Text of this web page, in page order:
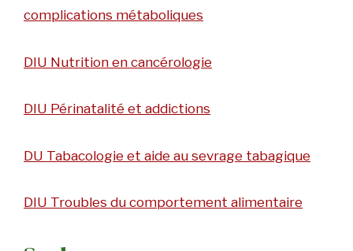
complications métaboliques
DIU Nutrition en cancérologie
DIU Périnatalité et addictions
DU Tabacologie et aide au sevrage tabagique
DIU Troubles du comportement alimentaire